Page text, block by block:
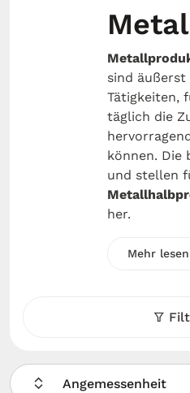
sind
Tätigkeiten,
täglich die
können. Die
und stellen
her.
Mehr lesen
Angemessenheit